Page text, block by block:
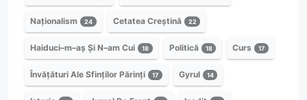
Naționalism 24 Cetatea Creștină 22
Haiduci–m–aș Și N–am Cui 18 Politică 18 Curs 17
Învățături Ale Sfinților Părinți 17 Gyrul 14